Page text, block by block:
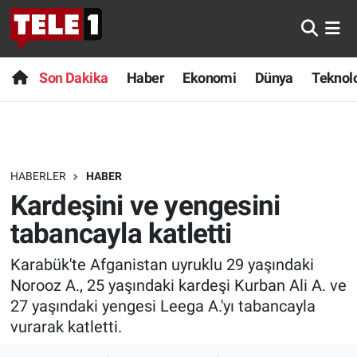
Son Dakika Haber Ekonomi Dünya
HABERLER HABER
Kardeşini ve yengesini
tabancayla katletti
Karabük'te Afganistan uyruklu 29 yaşındaki
Norooz A., 25 yaşındaki kardeşi Kurban Ali A. ve
27 yaşındaki yengesi Leega A.'yı tabancayla
vurarak katletti.
Anında Manşet
Başka Sohbetler
Bilim turu
Bilim ve Teknoloji Evreni
Doğa Konuşuyor
Dünya
Son Dakika
Haber
Dünya
Teknoloji
Sağlık
Spor
Nöbetçi Eczaneler
Hava Durumu
Trafik Durumu
Süper Lig Puan Durumu ve Fikstür
Tüm Manşetler
Son Dakika Haberleri